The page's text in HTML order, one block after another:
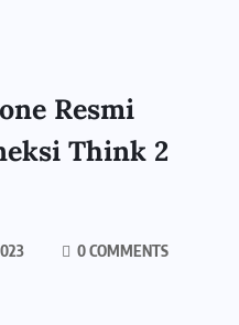
Resmi
Think 2
0 COMMENTS